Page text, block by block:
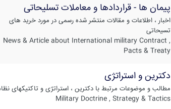
پیمان ها - قراردادها و معاملات تسلیحاتی
اخبار ، اطلاعات و مقالات منتشر شده رسمی در مورد خرید های
تسیحاتی
News & Article about International military Contract ,
Pacts & Treaty
دکترین و استراتژی
مطالب و موضوعات مرتبط با دکترین ، استراتژی و تاکتیکهای
Military Doctrine , Strategy & Tactics